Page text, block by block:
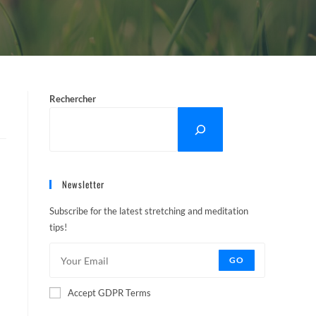
Rechercher
Newsletter
Subscribe for the latest stretching and meditation
tips!
GO
Accept GDPR Terms